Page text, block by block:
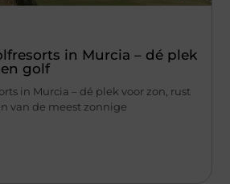
in Murcia – dé plek
golf
in Murcia – dé plek voor zon, rust
van de meest zonnige